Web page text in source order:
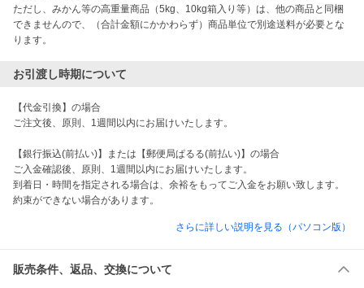
ただし、みかん等の高重量商品（5kg、10kg箱入り等）は、他の商品と同梱
できませんので、（合計金額にかかわらず）商品単位で別途送料が必要とな
ります。
お引渡し時期について
【代金引換】の場合
ご注文後、原則、1週間以内にお届けいたします。
【銀行振込(前払い)】または【郵便局ぱるる(前払い)】の場合
ご入金確認後、原則、1週間以内にお届けいたします。
到着日・時間を指定される場合は、余裕をもってご入金をお願い致します。
約束ができない場合があります。
さらに詳しい説明を見る（パソコン版）
販売条件、返品、交換について